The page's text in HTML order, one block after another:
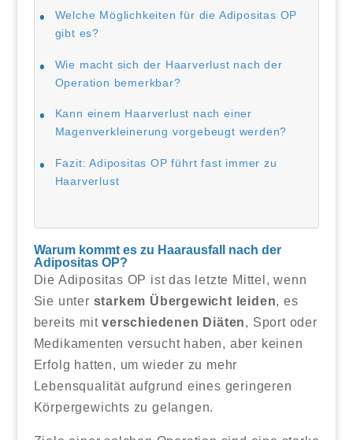
Welche Möglichkeiten für die Adipositas OP
gibt es?
Wie macht sich der Haarverlust nach der
Operation bemerkbar?
Kann einem Haarverlust nach einer
Magenverkleinerung vorgebeugt werden?
Fazit: Adipositas OP führt fast immer zu
Haarverlust
Warum kommt es zu Haarausfall nach der
Adipositas OP?
Die Adipositas OP ist das letzte Mittel, wenn
Sie unter starkem Übergewicht leiden, es
bereits mitverschiedenen Diäten, Sport oder
Medikamenten versucht haben, aber keinen
Erfolg hatten, um wieder zu mehr
Lebensqualität aufgrund eines geringeren
Körpergewichts zu gelangen.